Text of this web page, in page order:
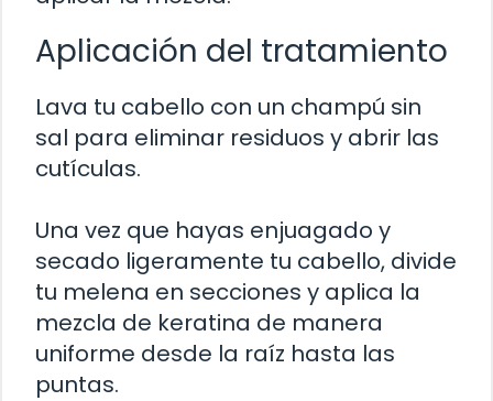
Aplicación del tratamiento
Lava tu cabello con un champú sin
sal para eliminar residuos y abrir las
cutículas.
Una vez que hayas enjuagado y
secado ligeramente tu cabello, divide
tu melena en secciones y aplica la
mezcla de keratina de manera
uniforme desde la raíz hasta las
puntas.